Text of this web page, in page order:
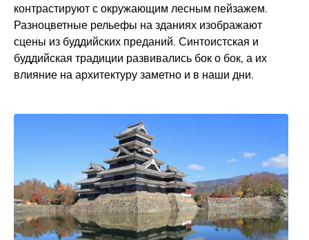
контрастируют с окружающим лесным пейзажем.
Разноцветные рельефы на зданиях изображают
сцены из буддийских преданий. Синтоистская и
буддийская традиции развивались бок о бок, а их
влияние на архитектуру заметно и в наши дни.